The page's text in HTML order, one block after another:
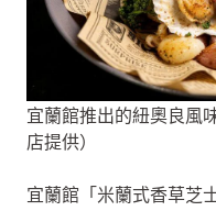
宜蘭館推出的紐奧良風
店提供）
宜蘭館「米蘭式香草芝